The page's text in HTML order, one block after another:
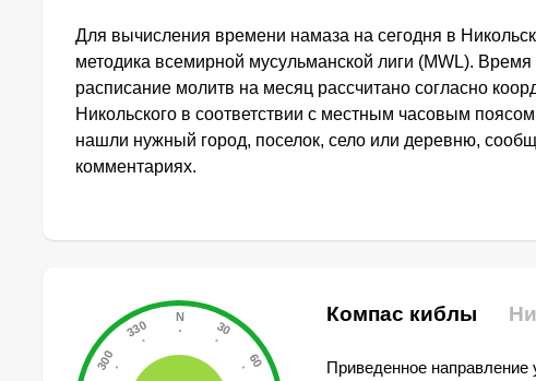
Для вычисления времени намаза на сегодня в
методика всемирной мусульманской лиги (MWL).
расписание молитв на месяц рассчитано согласно
Никольского в соответствии с местным часовым
нашли нужный город, поселок, село или деревню,
комментариях.
Компас киблы
Приведенное направление